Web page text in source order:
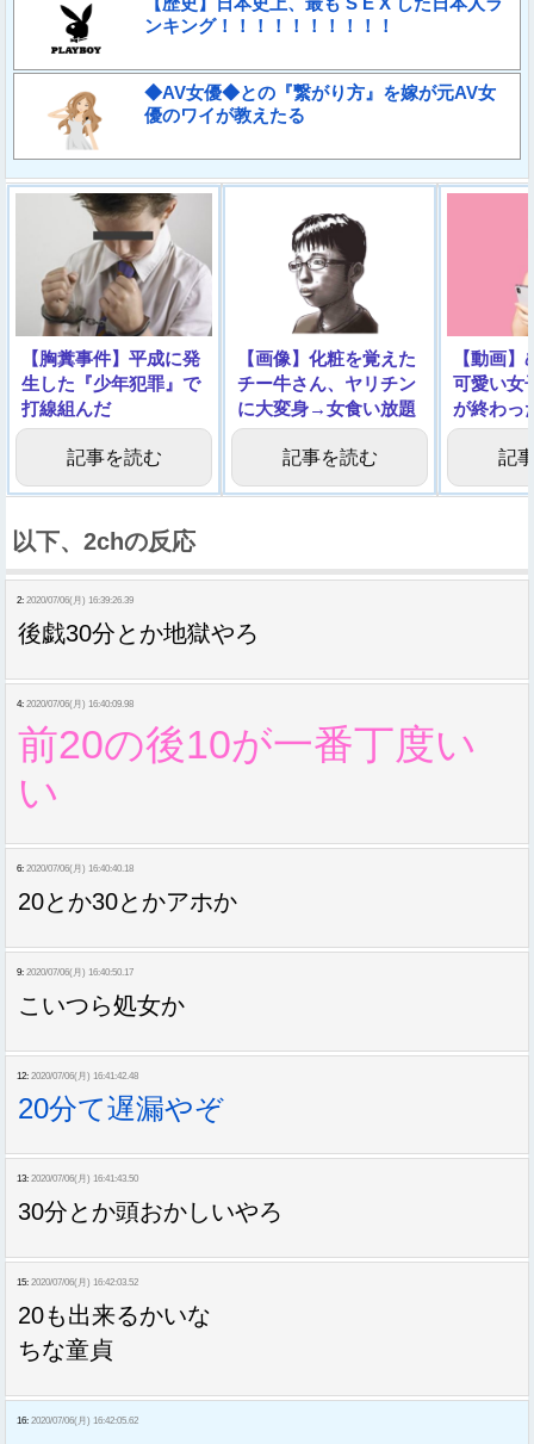
ンキング！！！！！！！！！！
◆AV女優◆との『繋がり方』を嫁が元AV女
優のワイが教えたる
【胸糞事件】平成に発
生した『少年犯罪』で
打線組んだ
記事を読む
【画像】化粧を覚えた
チー牛さん、ヤリチン
に大変身→女食い放題
になるｗｗｗｗｗｗｗ
ｗｗｗ記事を読む
【動画
可愛い女
が終わっ
ルノをご
記
以下、2chの反応
2: 2020/07/06(月) 16:39:26.39
後戯30分とか地獄やろ
4: 2020/07/06(月) 16:40:09.98
前20の後10が一番丁度い
い
6: 2020/07/06(月) 16:40:40.18
20とか30とかアホか
9: 2020/07/06(月) 16:40:50.17
こいつら処女か
12: 2020/07/06(月) 16:41:42.48
20分て遅漏やぞ
13: 2020/07/06(月) 16:41:43.50
30分とか頭おかしいやろ
15: 2020/07/06(月) 16:42:03.52
20も出来るかいな
ちな童貞
16: 2020/07/06(月) 16:42:05.62